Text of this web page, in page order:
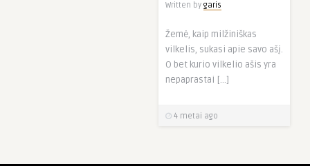
Written by garis
Žemė, kaip milžiniškas
vilkelis, sukasi apie savo ašį.
O bet kurio vilkelio ašis yra
nepaprastai […]
4 metai ago